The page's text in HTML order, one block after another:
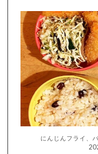
にんじんフライ、